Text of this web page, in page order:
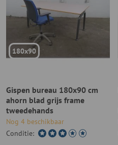
180x90
Gispen bureau 180x90 cm
ahorn blad grijs frame
tweedehands
Nog 4 beschikbaar
Conditie: